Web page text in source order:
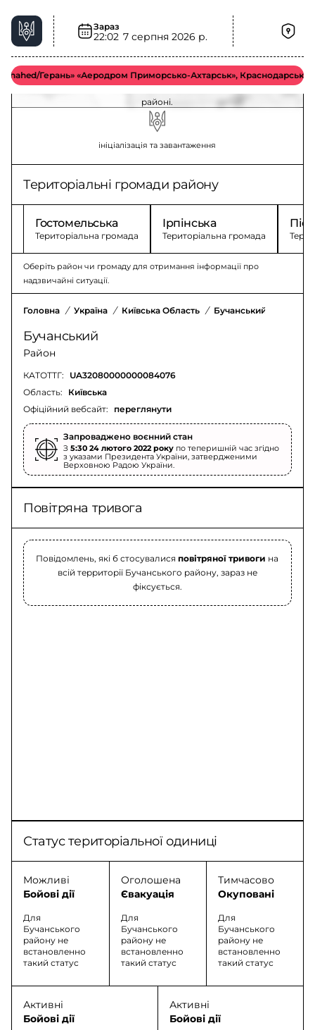
Зараз
22:02 7 серпня 2026 р.
Герань» «Аеродром Приморсько-Ахтарськ», Краснодарський
Повітряна тривога у Бучанському районі –
актуальна ситуація
Оновлення щодо повітряної тривоги у Бучанському
районі.
ініціалізація та завантаження
Територіальні громади району
Гостомельська
Територіальна громада
Ірпінська
Територіальна громада
Оберіть район чи громаду для отримання інформації про
надзвичайні ситуації.
Головна / Україна / Київська Область / Бучанський Район
Бучанський
Район
КАТОТТГ: UA32080000000084076
Офіційний вебсайт: переглянути
Область: Київська
Запроваджено воєнний стан
З 5:30 24 лютого 2022 року по теперишній час згідно
з указами Президента України, затвердженими
Верховною Радою України.
Повітряна тривога
Повідомлень, які б стосувалисяповітряної тривоги на
всій территорії Бучанського району, зараз не
фіксується.
Статус територіальної одиниці
Можливі
Бойові дії
Для
Бучанського
району не
встановленно
такий статус
Оголошена
Євакуація
Для
Бучанського
району не
встановленно
такий статус
Тимчасово
Окуповані
Для
Бучанського
району не
встановленно
такий статус
Активні
Бойові дії
Активні
Бойові дії